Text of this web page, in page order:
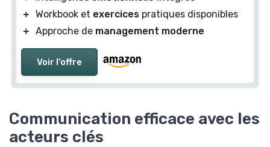
＋ Workbook et exercices pratiques disponibles
＋ Approche de management moderne
Voir l'offre
Communication efficace avec les
acteurs clés